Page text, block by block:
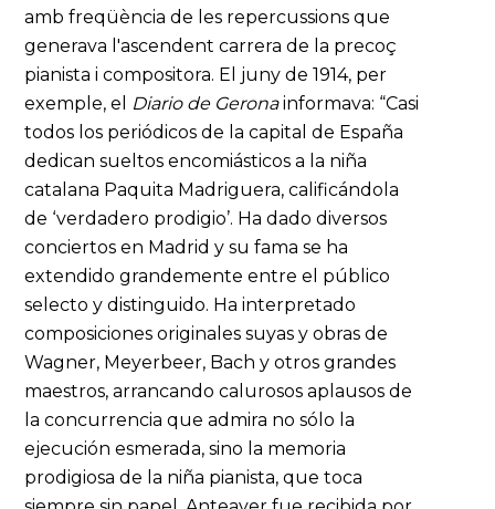
amb freqüència de les repercussions que
generava l'ascendent carrera de la precoç
pianista i compositora. El juny de 1914, per
exemple, el Diario de Geronainformava: “Casi
todos los periódicos de la capital de España
dedican sueltos encomiásticos a la niña
catalana Paquita Madriguera, calificándola
de ‘verdadero prodigio’. Ha dado diversos
conciertos en Madrid y su fama se ha
extendido grandemente entre el público
selecto y distinguido. Ha interpretado
composiciones originales suyas y obras de
Wagner, Meyerbeer, Bach y otros grandes
maestros, arrancando calurosos aplausos de
la concurrencia que admira no sólo la
ejecución esmerada, sino la memoria
prodigiosa de la niña pianista, que toca